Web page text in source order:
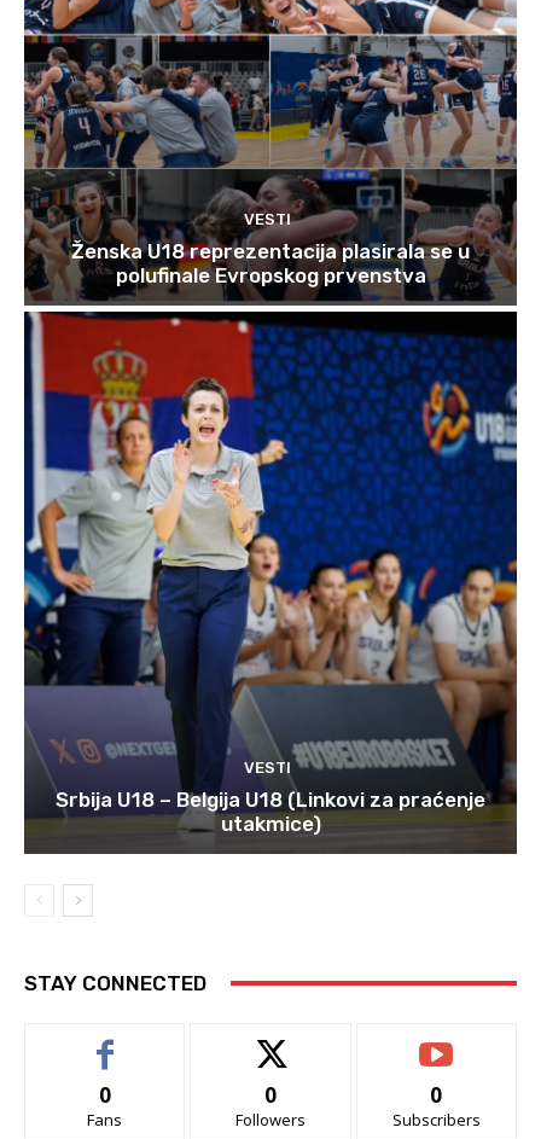
VESTI
Ženska U18 reprezentacija plasirala se u
polufinale Evropskog prvenstva
VESTI
Srbija U18 – Belgija U18 (Linkovi za praćenje
utakmice)
STAY CONNECTED
0
Fans
0
Followers
0
Subscribers